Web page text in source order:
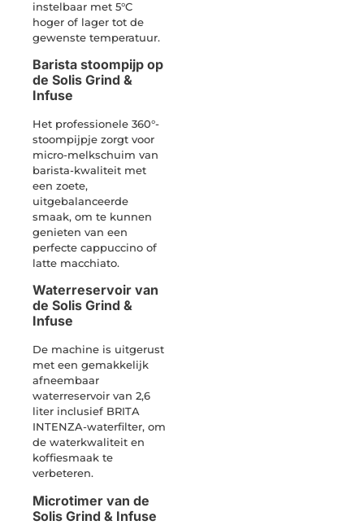
instelbaar met 5°C
hoger of lager tot de
gewenste temperatuur.
Barista stoompijp op
de Solis Grind &
Infuse
Het professionele 360°-
stoompijpje zorgt voor
micro-melkschuim van
barista-kwaliteit met
een zoete,
uitgebalanceerde
smaak, om te kunnen
genieten van een
perfecte cappuccino of
latte macchiato.
Waterreservoir van
de Solis Grind &
Infuse
De machine is uitgerust
met een gemakkelijk
afneembaar
waterreservoir van 2,6
liter inclusief BRITA
INTENZA-waterfilter, om
de waterkwaliteit en
koffiesmaak te
verbeteren.
Microtimer van de
Solis Grind & Infuse